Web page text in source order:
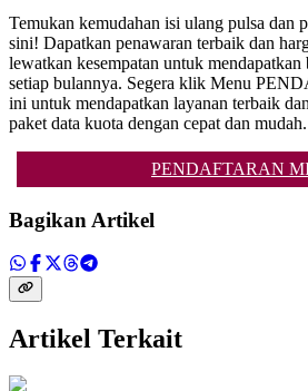
Temukan kemudahan isi ulang pulsa dan
sini! Dapatkan penawaran terbaik dan
lewatkan kesempatan untuk
setiap bulannya. Segera klik Menu
ini untuk mendapatkan layanan terbaik
paket data kuota dengan cepat dan mudah.
PENDAFTARAN
Bagikan Artikel
Artikel Terkait